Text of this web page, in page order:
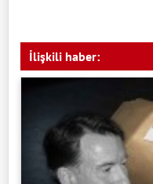
İlişkili haber: